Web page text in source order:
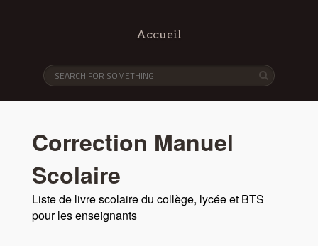
Accueil
Correction Manuel
Scolaire
Liste de livre scolaire du collège, lycée et BTS
pour les enseignants